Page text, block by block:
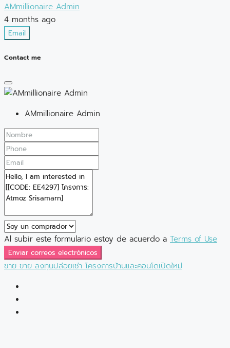
AMmillionaire Admin
4 months ago
Email
Contact me
AMmillionaire Admin
Al subir este formulario estoy de acuerdo a Terms of Use
Enviar correos electrónicos
ขาย ขาย ลงทุนปล่อยเช่า โครงการบ้านและคอนโดเปิดใหม่